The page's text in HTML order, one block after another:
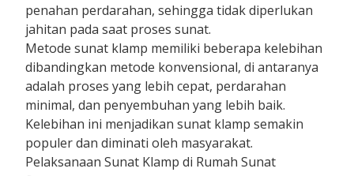
penahan perdarahan, sehingga tidak diperlukan
jahitan pada saat proses sunat.
Metode sunat klamp memiliki beberapa kelebihan
dibandingkan metode konvensional, di antaranya
adalah proses yang lebih cepat, perdarahan
minimal, dan penyembuhan yang lebih baik.
Kelebihan ini menjadikan sunat klamp semakin
populer dan diminati oleh masyarakat.
Pelaksanaan Sunat Klamp di Rumah Sunat